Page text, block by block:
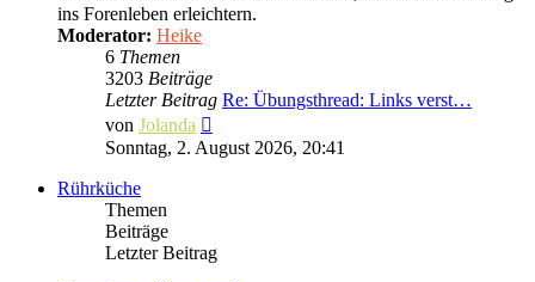
ins Forenleben erleichtern.
Moderator: Heike
6 Themen
3203 Beiträge
Letzter Beitrag Re: Übungsthread: Links verst…
von Jolanda
Beitrag
Sonntag, 2. August 2026, 20:41
Rührküche
Themen
Beiträge
Letzter Beitrag